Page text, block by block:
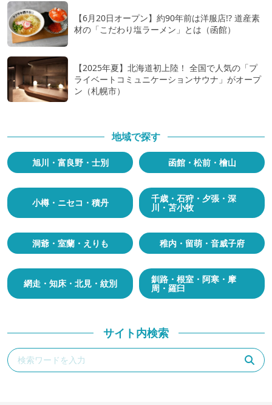
【6月20日オープン】約90年前は洋服店!? 道産素
材の「こだわり塩ラーメン」とは（函館）
【2025年夏】北海道初上陸！ 全国で人気の「プ
ライベートコミュニケーションサウナ」がオープ
ン（札幌市）
地域で探す
旭川・富良野・士別 函館・松前・檜山
小樽・ニセコ・積丹 千歳・石狩・夕張・深
川・苫小牧
洞爺・室蘭・えりも 稚内・留萌・音威子府
網走・知床・北見・紋別 釧路・根室・阿寒・摩
周・羅臼
サイト内検索